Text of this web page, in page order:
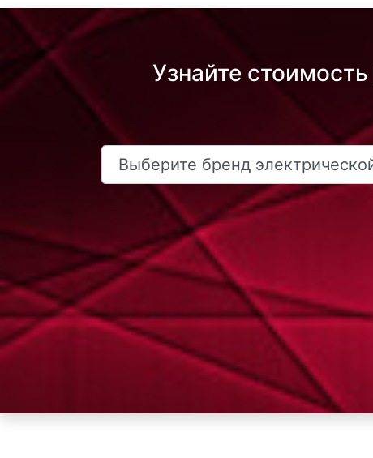
Узнайте